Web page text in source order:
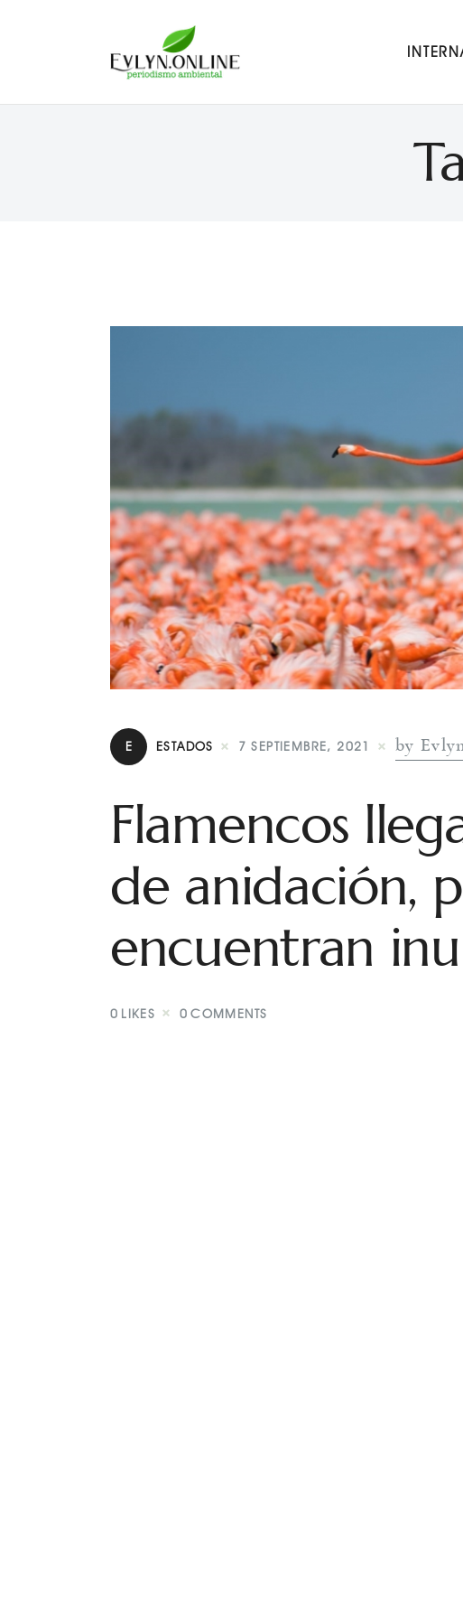
Evlyn Online
Periodismo para autogobernarse
E ESTADOS 7 SEPTIEMBRE, 2021 by
Flamencos
de anidación,
encuentran
0 LIKES 0 COMMENTS